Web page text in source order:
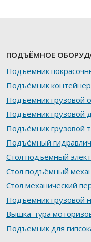
ПОДЪЁМНОЕ
Подъёмник
Подъёмник
Подъёмник грузовой
Подъёмник грузовой
Подъёмник грузовой
Подъёмный
Стол подъёмный
Стол подъёмный
Стол механический
Подъёмник грузовой
Вышка-тура
Подъемник для